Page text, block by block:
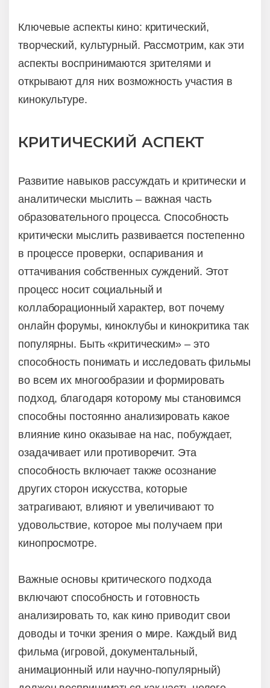
Ключевые аспекты кино: критический,
творческий, культурный. Рассмотрим, как эти
аспекты воспринимаются зрителями и
открывают для них возможность участия в
кинокультуре.
КРИТИЧЕСКИЙ АСПЕКТ
Развитие навыков рассуждать и критически и
аналитически мыслить – важная часть
образовательного процесса. Способность
критически мыслить развивается постепенно
в процессе проверки, оспаривания и
оттачивания собственных суждений. Этот
процесс носит социальный и
коллаборационный характер, вот почему
онлайн форумы, киноклубы и кинокритика так
популярны. Быть «критическим» – это
способность понимать и исследовать фильмы
во всем их многообразии и формировать
подход, благодаря которому мы становимся
способны постоянно анализировать какое
влияние кино оказывае на нас, побуждает,
озадачивает или противоречит. Эта
способность включает также осознание
других сторон искусства, которые
затрагивают, влияют и увеличивают то
удовольствие, которое мы получаем при
кинопросмотре.
Важные основы критического подхода
включают способность и готовность
анализировать то, как кино приводит свои
доводы и точки зрения о мире. Каждый вид
фильма (игровой, документальный,
анимационный или научно-популярный)